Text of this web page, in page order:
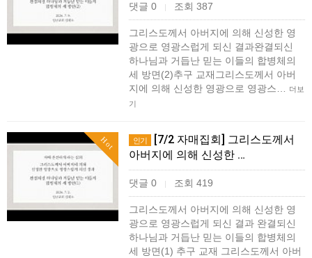
댓글 0 | 조회 387
그리스도께서 아버지에 의해 신성한 영
광으로 영광스럽게 되신 결과완결되신
하나님과 거듭난 믿는 이들의 합병체의
세 방면(2)추구 교재그리스도께서 아버
지에 의해 신성한 영광으로 영광스…
더보
기
Hot 인기
[7/2 자매집회] 그리스도께서
아버지에 의해 신성한 …
댓글 0 | 조회 419
그리스도께서 아버지에 의해 신성한 영
광으로 영광스럽게 되신 결과 완결되신
하나님과 거듭난 믿는 이들의 합병체의
세 방면(1) 추구 교재 그리스도께서 아버